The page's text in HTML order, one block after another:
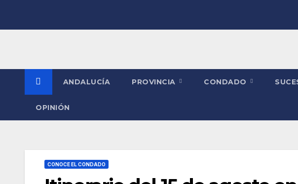
ANDALUCÍA PROVINCIA CONDADO
OPINIÓN
CONOCE EL CONDADO